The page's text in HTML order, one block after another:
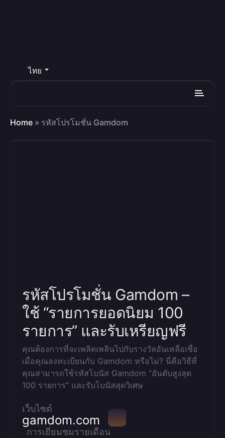
ไทย
Home » รหัสโปรโมชั่น Gamdom
รหัสโปรโมชั่น Gamdom –
ใช้ “รายการยอดนิยม 100
รายการ” และรับเหรียญฟรี
คุณต้องการที่จะเพลิดเพลินไปกับรางวัลอันเหลือเชื่อ
เมื่อคุณลงทะเบียนกับ Gamdom หรือไม่? นี่คือวิธีที่
คุณสามารถใช้รหัสโบนัส Gamdom “อันดับสูงสุด
100 รายการ” และรับโบนัสสุดวิเศษ
เว็บไซต์
gamdom.com
การเยี่ยมชมรายเดือน